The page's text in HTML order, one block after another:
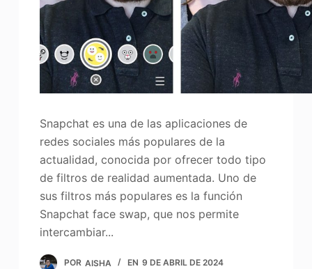
Snapchat es una de las aplicaciones de
redes sociales más populares de la
actualidad, conocida por ofrecer todo tipo
de filtros de realidad aumentada. Uno de
sus filtros más populares es la función
Snapchat face swap, que nos permite
intercambiar...
POR AISHA EN 9 DE ABRIL DE 2024